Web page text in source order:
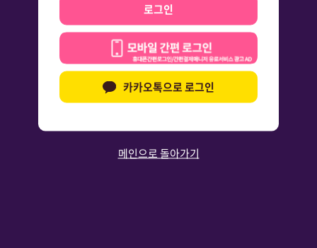
로그인
카카오톡으로 로그인
메인으로 돌아가기